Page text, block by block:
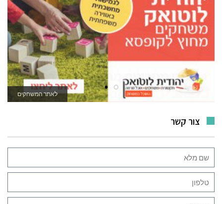
לאתר המשחקים
צור קשר